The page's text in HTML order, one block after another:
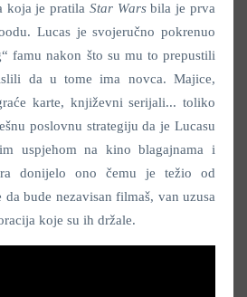
koja je pratila Star Warsbila je prva
Lucas je svojeručno pokrenuo
famu nakon što su mu to prepustili
da u tome ima novca. Majice,
karte, književni serijali... toliko
poslovnu strategiju da je Lucasu
uspjehom na kino blagajnama i
donijelo ono čemu je težio od
da bude nezavisan filmaš, van uzusa
koje su ih držale.